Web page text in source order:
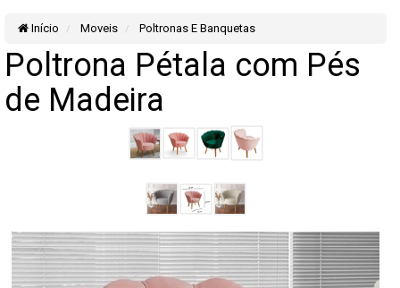
Início Moveis Poltronas E Banquetas
Poltrona Pétala com Pés
de Madeira